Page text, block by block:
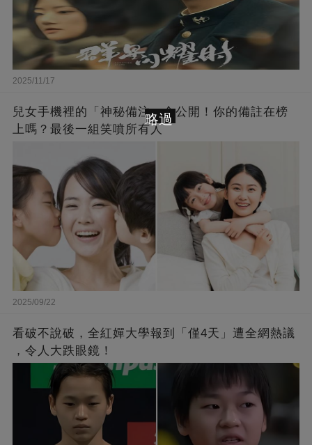
2025/11/17
兒女手機裡的「神秘備注」全公開！你的備註在榜
上嗎？最後一組笑噴所有人
2025/09/22
看破不說破，全紅嬋大學報到「僅4天」遭全網熱議
，令人大跌眼鏡！
略過